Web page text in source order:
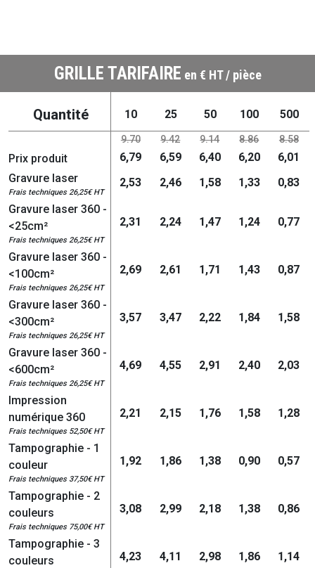
GRILLE TARIFAIRE en € HT / pièce
Quantité 10 25 50 100 500
9.70 9.42 9.14 8.86 8.58
Prix produit 6,79 6,59 6,40 6,20
6,01
Gravure laser
Frais techniques 26,25€ HT
2,53 2,46 1,58 1,33
0,83
Gravure laser 360 -
<25cm²
Frais techniques 26,25€ HT
2,31 2,24 1,47 1,24 0,77
Gravure laser 360 -
<100cm²
Frais techniques 26,25€ HT
2,69 2,61 1,71 1,43 0,87
Gravure laser 360 -
<300cm²
Frais techniques 26,25€ HT
3,57 3,47 2,22 1,84 1,58
Gravure laser 360 -
<600cm²
Frais techniques 26,25€ HT
4,69 4,55 2,91 2,40 2,03
Impression
numérique 360
Frais techniques 52,50€ HT
2,21 2,15 1,76 1,58 1,28
Tampographie - 1
couleur
Frais techniques 37,50€ HT
1,92 1,86 1,38 0,90 0,57
Tampographie - 2
couleurs
Frais techniques 75,00€ HT
3,08 2,99 2,18 1,38 0,86
Tampographie - 3
couleurs
4,23 4,11 2,98 1,86 1,14